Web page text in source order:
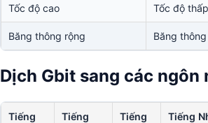
Tốc độ cao Tốc độ thấp
Băng thông rộng Băng
Dịch Gbit sang các ngôn
Tiếng
Tiếng
Tiếng
Tiếng